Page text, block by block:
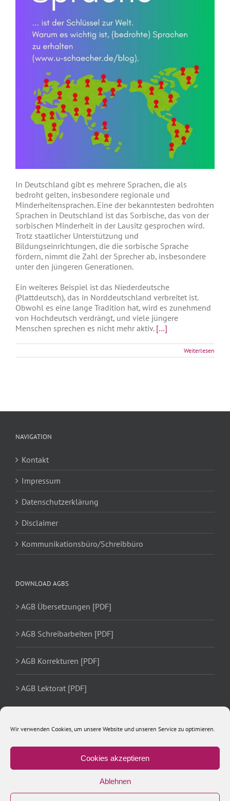
Wir verwenden Cookies, um unsere Website und unseren Service zu optimieren.
Cookies akzeptieren
Ablehnen
In Deutschland gibt es mehrere Sprachen, die als
bedroht gelten, insbesondere regionale und
Minderheitensprachen. Eine der bekanntesten bedrohten
Sprachen in Deutschland ist das Sorbische, das von der
sorbischen Minderheit in der Lausitz gesprochen wird.
Trotz staatlicher Unterstützung und
Bildungseinrichtungen, die die sorbische Sprache
fördern, nimmt die Zahl der Sprecher ab, insbesondere
unter den jüngeren Generationen.
Ein weiteres Beispiel ist das Niederdeutsche
(Plattdeutsch), das in Norddeutschland verbreitet ist.
Obwohl es eine lange Tradition hat, wird es zunehmend
von Hochdeutsch verdrängt, und viele jüngere
Menschen sprechen es nicht mehr aktiv. […]
Weiterlesen
NAVIGATION
Kontakt
Impressum
Datenschutzerklärung
Disclaimer
Kommunikationsbüro/Schreibbüro
DOWNLOAD AGBS
> AGB Übersetzungen [PDF]
> AGB Schreibarbeiten [PDF]
> AGB Korrekturen [PDF]
> AGB Lektorat [PDF]